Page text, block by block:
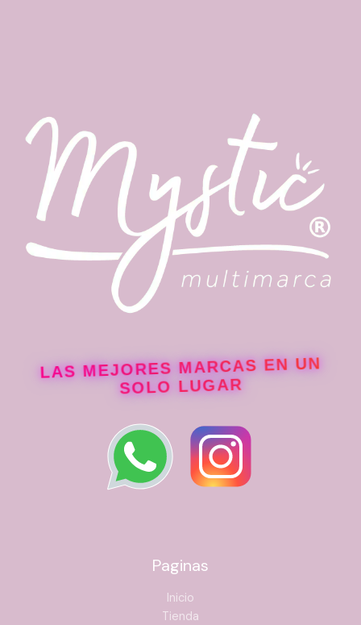
LAS MEJORES MARCAS EN UN
SOLO LUGAR
Paginas
Inicio
Tienda